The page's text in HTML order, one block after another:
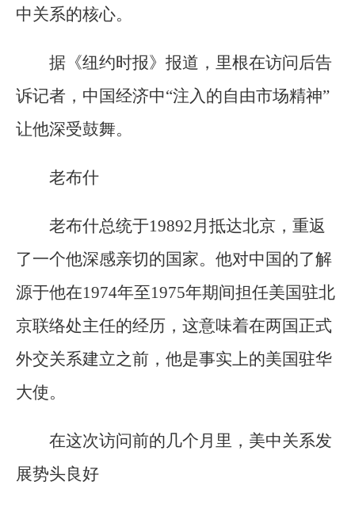
中关系的核心。
据《纽约时报》报道，里根在访问后告
诉记者，中国经济中“注入的自由市场精神”
让他深受鼓舞。
老布什
老布什总统于19892月抵达北京，重返
了一个他深感亲切的国家。他对中国的了解
源于他在1974年至1975年期间担任美国驻北
京联络处主任的经历，这意味着在两国正式
外交关系建立之前，他是事实上的美国驻华
大使。
在这次访问前的几个月里，美中关系发
展势头良好